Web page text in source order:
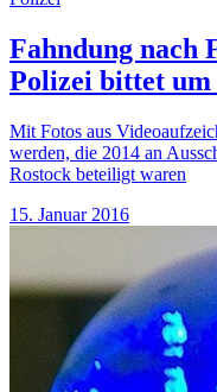
Fahndung nach
Polizei bittet
Mit Fotos aus
werden, die 2014 an
Rostock beteiligt waren
15. Januar 2016